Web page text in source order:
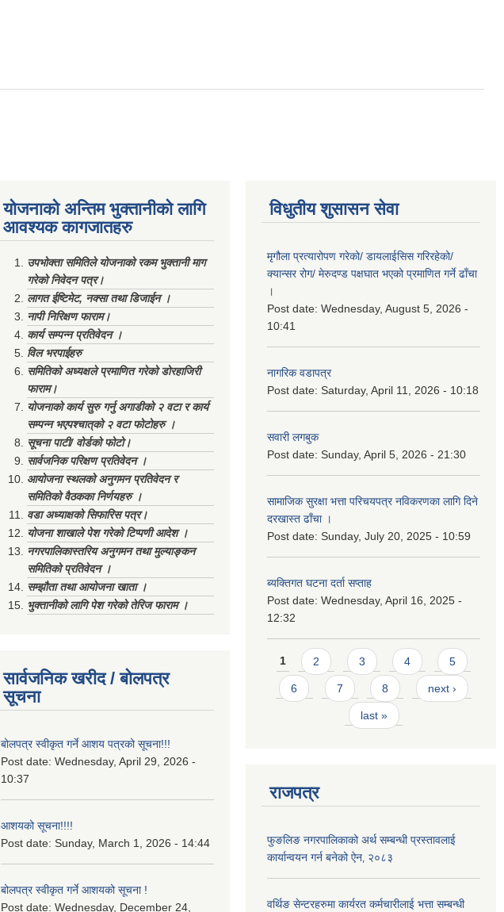
योजनाको अन्तिम भुक्तानीको लागि
आवश्यक कागजातहरु
उपभोक्ता समितिले योजनाको रकम भुक्तानी माग
गरेको निवेदन पत्र।
लागत ईष्टिमेट, नक्सा तथा डिजाईन ।
नापी निरिक्षण फाराम।
कार्य सम्पन्न प्रतिवेदन ।
विल भरपाईहरु
समितिको अध्यक्षले प्रमाणित गरेको डोरहाजिरी
फाराम।
योजनाको कार्य सुरु गर्नु अगाडीको २ वटा र कार्य
सम्पन्न भएपश्चात्‌को २ वटा फोटोहरु ।
सूचना पाटी/ वोर्डको फोटो।
सार्वजनिक परिक्षण प्रतिवेदन ।
आयोजना स्थलको अनुगमन प्रतिवेदन र
समितिको वैठकका निर्णयहरु ।
वडा अध्याक्षको सिफारिस पत्र।
योजना शाखाले पेश गरेको टिप्पणी आदेश ।
नगरपालिकास्तरिय अनुगमन तथा मुल्याङ्कन
समितिको प्रतिवेदन ।
सम्झौता तथा आयोजना खाता ।
भुक्तानीको लागि पेश गरेको तेरिज फाराम ।
सार्वजनिक खरीद / बोलपत्र
सूचना
बोलपत्र स्वीकृत गर्ने आशय पत्रको सूचना!!!
Post date: Wednesday, April 29, 2026 -
10:37
आशयको सूचना!!!!
Post date: Sunday, March 1, 2026 - 14:44
बोलपत्र स्वीकृत गर्ने आशयको सूचना !
Post date: Wednesday, December 24,
विधुतीय शुसासन सेवा
मृगौला प्रत्यारोपण गरेको/ डायलाईसिस गरिरहेको/
क्यान्सर रोग/ मेरुदण्ड पक्षघात भएको प्रमाणित गर्ने ढाँचा
।
Post date: Wednesday, August 5, 2026 -
10:41
नागरिक वडापत्र
Post date: Saturday, April 11, 2026 - 10:18
सवारी लगबुक
Post date: Sunday, April 5, 2026 - 21:30
सामाजिक सुरक्षा भत्ता परिचयपत्र नविकरणका लागि दिने
दरखास्त ढाँचा ।
Post date: Sunday, July 20, 2025 - 10:59
ब्यक्तिगत घटना दर्ता सप्ताह
Post date: Wednesday, April 16, 2025 -
12:32
Pages
1 2 3 4 5
6 7 8 next ›
last »
राजपत्र
फुङलिङ नगरपालिकाको अर्थ सम्बन्धी प्रस्तावलाई
कार्यान्वयन गर्न बनेको ऐन‚ २०८३
वर्थिङ सेन्टरहरुमा कार्यरत कर्मचारीलाई भत्ता सम्बन्धी